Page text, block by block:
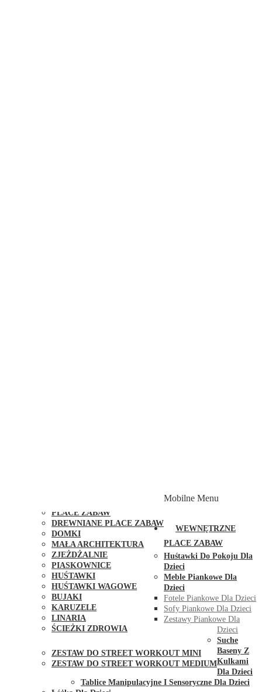
PLACE ZABAW
DREWNIANE PLACE ZABAW
DOMKI
MAŁA ARCHITEKTURA
ZJEŻDŻALNIE
PIASKOWNICE
HUŚTAWKI
HUŚTAWKI WAGOWE
BUJAKI
KARUZELE
LINARIA
ŚCIEŻKI ZDROWIA
ZESTAW DO STREET WORKOUT MINI
ZESTAW DO STREET WORKOUT MEDIUM
Mobilne Menu
WEWNĘTRZNE
PLACE ZABAW
Huśtawki Do Pokoju Dla
Dzieci
Meble Piankowe Dla
Dzieci
Fotele Piankowe Dla Dzieci
Sofy Piankowe Dla Dzieci
Zestawy Piankowe Dla
Dzieci
Suche
Baseny Z
Kulkami
Dla Dzieci
Tablice Manipulacyjne I Sensoryczne Dla Dzieci